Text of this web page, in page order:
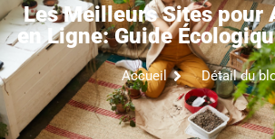
Les Meilleurs Sites pour
en Ligne: Guide
Accueil Détail du